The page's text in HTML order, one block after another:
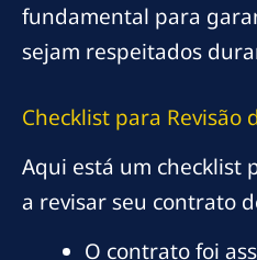
fundamental para
sejam respeitados
Checklist para Revisão
Aqui está um checklist
a revisar seu contrato
O contrato foi